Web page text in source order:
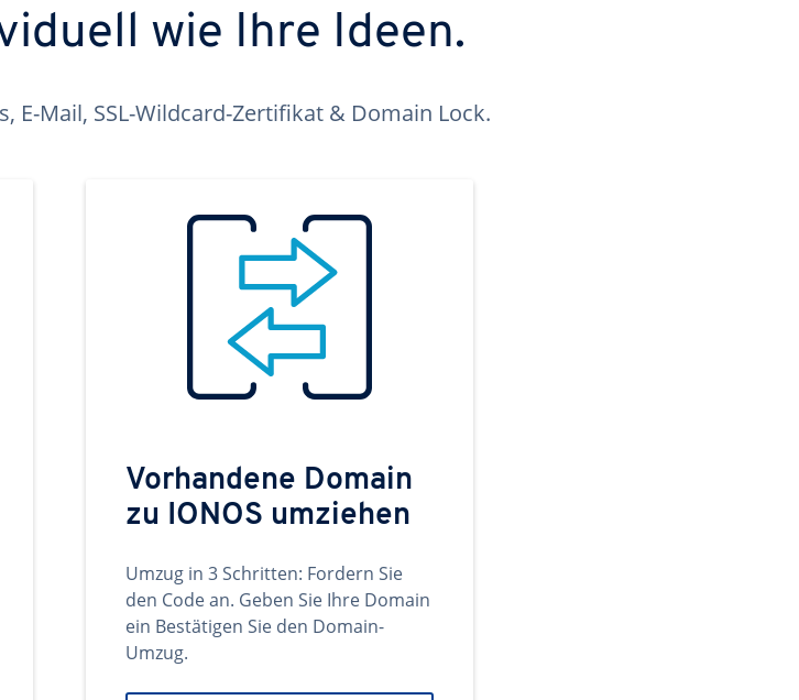
wie Ihre Ideen.
E-Mail, SSL-Wildcard-Zertifikat & Domain Lock.
Vorhandene Domain
zu IONOS umziehen
Umzug in 3 Schritten: Fordern Sie
den Code an. Geben Sie Ihre Domain
ein Bestätigen Sie den Domain-
Umzug.